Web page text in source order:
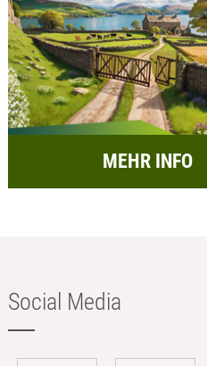
MEHR INFO
Social Media